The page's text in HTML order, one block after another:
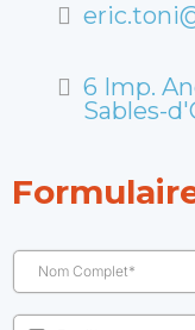
6 Imp.
Sables-